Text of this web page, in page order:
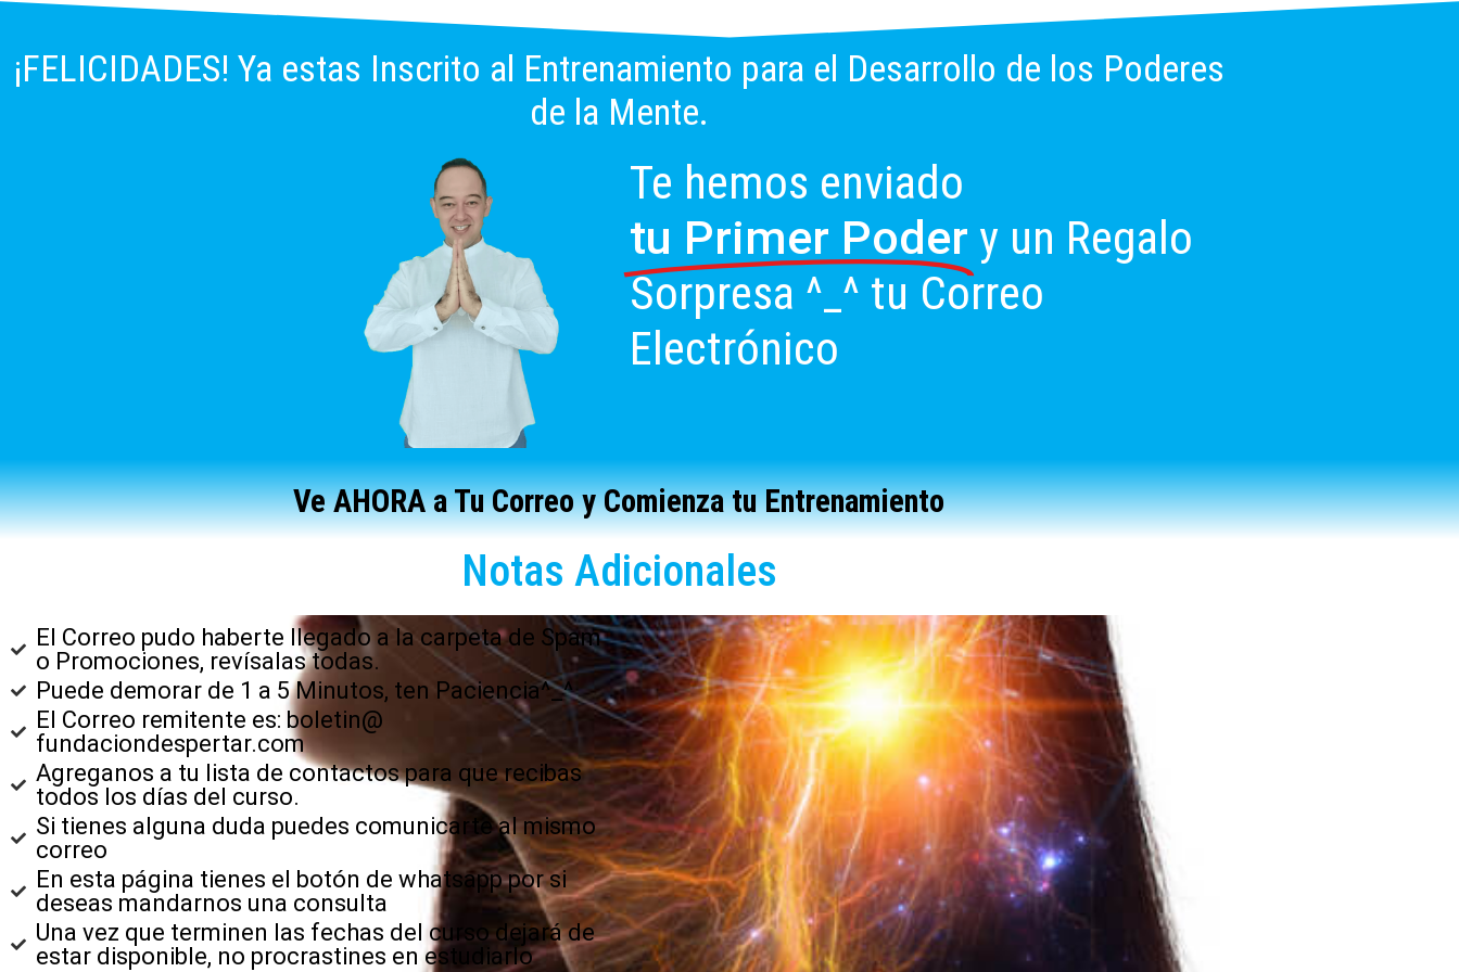
¡FELICIDADES! Ya estas Inscrito al Entrenamiento para el Desarrollo de los Poderes
de la Mente.
Te hemos enviado
tu Primer Poder y un Regalo
Sorpresa ^_^ tu Correo
Electrónico
Ve AHORA a Tu Correo y Comienza tu Entrenamiento
Notas Adicionales
El Correo pudo haberte llegado a la carpeta de Spam
o Promociones, revísalas todas.
Puede demorar de 1 a 5 Minutos, ten Paciencia^_^
El Correo remitente es: boletin@
fundaciondespertar.com
Agreganos a tu lista de contactos para que recibas
todos los días del curso.
Si tienes alguna duda puedes comunicarte al mismo
correo
En esta página tienes el botón de whatsapp por si
deseas mandarnos una consulta
Una vez que terminen las fechas del curso dejará de
estar disponible, no procrastines en estudiarlo